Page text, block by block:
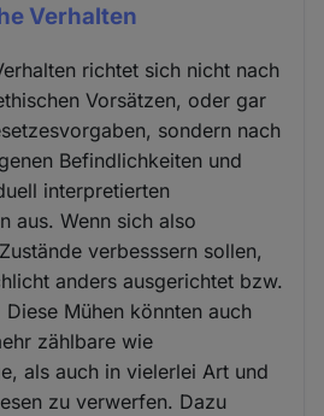
Verhalten
richtet sich nicht nach
Vorsätzen, oder gar
sondern nach
Befindlichkeiten und
interpretierten
aus. Wenn sich also
verbesssern sollen,
anders ausgerichtet bzw.
Mühen könnten auch
zählbare wie
als auch in vielerlei Art und
zu verwerfen. Dazu